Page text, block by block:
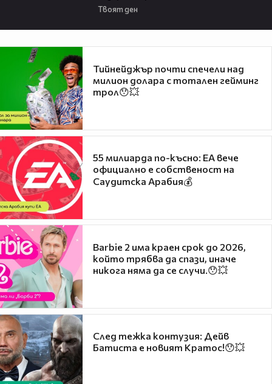
Твоят ден
Тийнейджър почти спечели над
милион долара с тотален гейминг
трол😯💥
55 милиарда по-късно: EA вече
официално е собственост на
Саудитска Арабия💰
Barbie 2 има краен срок до 2026,
който трябва да спази, иначе
никога няма да се случи.😯💥
След тежка контузия: Дейв
Батиста е новият Кратос!😯💥